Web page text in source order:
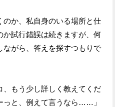
のか、私自身のいる場所と仕
試行錯誤は続きますが、何
がら、答えを探すつもりで
、もう少し詳しく教えてくだ
っと、例えて言うなら……」